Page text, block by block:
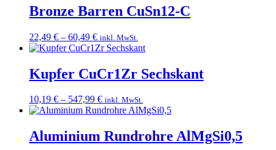
209,89 €
Bronze Barren CuSn12-C
22,49 € – 60,49 €Preisspanne:
22,49 €
60,49 €
inkl. MwSt.
Kupfer CuCr1Zr Sechskant
10,19 € – 547,99 €Preisspanne:
10,19 €
547,99 €
inkl. MwSt.
Aluminium Rundrohre AlMgSi0,5